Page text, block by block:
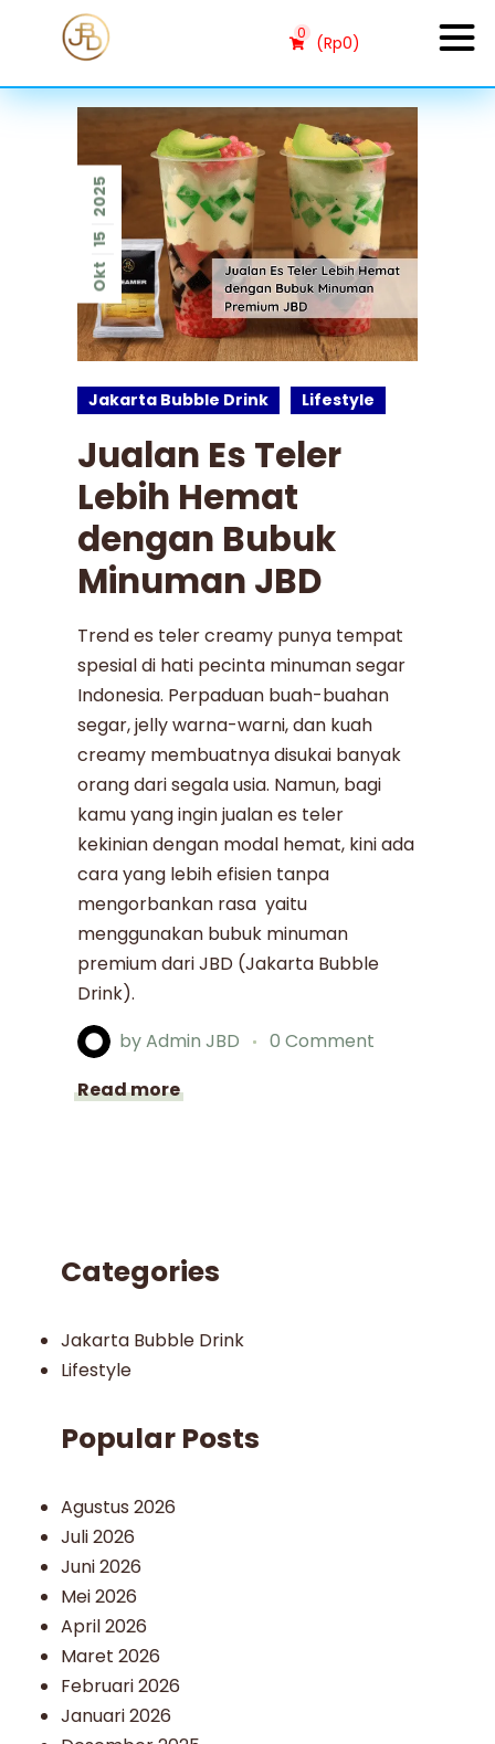
0 (Rp0)
Okt
15
2025
Jakarta Bubble Drink Lifestyle
Jualan Es Teler
Lebih Hemat
dengan Bubuk
Minuman JBD
Trend es teler creamy punya tempat
spesial di hati pecinta minuman segar
Indonesia. Perpaduan buah-buahan
segar, jelly warna-warni, dan kuah
creamy membuatnya disukai banyak
orang dari segala usia. Namun, bagi
kamu yang ingin jualan es teler
kekinian dengan modal hemat, kini ada
cara yang lebih efisien tanpa
mengorbankan rasa yaitu
menggunakan bubuk minuman
premium dari JBD (Jakarta Bubble
Drink).
byAdmin JBD
0 Comment
Read more
Categories
Jakarta Bubble Drink
Lifestyle
Popular Posts
Agustus 2026
Juli 2026
Juni 2026
Mei 2026
April 2026
Maret 2026
Februari 2026
Januari 2026